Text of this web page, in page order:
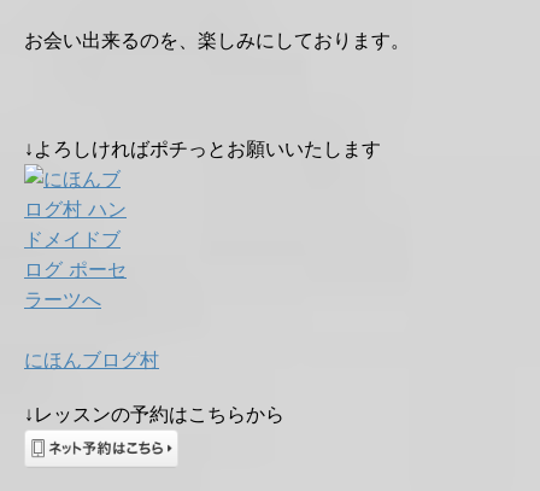
お会い出来るのを、楽しみにしております。
↓よろしければポチっとお願いいたします
にほんブログ村
↓レッスンの予約はこちらから